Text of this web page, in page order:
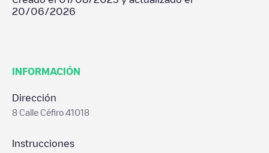
20/06/2026
INFORMACIÓN
Dirección
8 Calle Céfiro 41018
Instrucciones